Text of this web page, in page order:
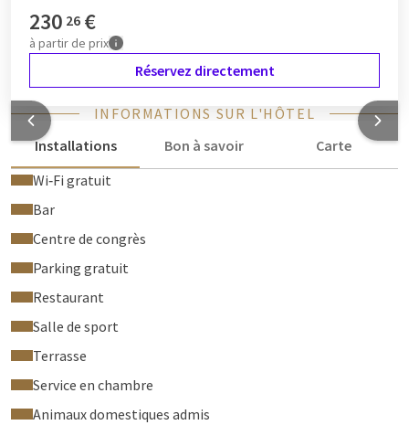
230 26 €
à partir de prix
Réservez directement
INFORMATIONS SUR L'HÔTEL
Installations
Bon à savoir
Carte
Wi‑Fi gratuit
Bar
Centre de congrès
Parking gratuit
Restaurant
Salle de sport
Terrasse
Service en chambre
Animaux domestiques admis